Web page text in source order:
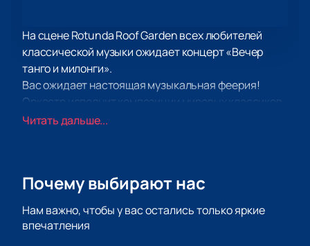
На сцене Rotunda Roof Garden всех любителей
классической музыки ожидает концерт «Вечер
танго и милонги».
Вас ожидает настоящая музыкальная феерия!
Оркестр исполнит композиции мировых классиков,
а также авторства российских композиторов.
становились лауреатами музыкальных премий и
международного уровня.
Получите массу удовольствия от прослушивания
Читать дальше...
Почему выбирают нас
Нам важно, чтобы у вас остались только яркие
впечатления